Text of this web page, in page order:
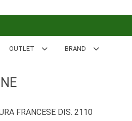
OUTLET BRAND
FRANCESE DIS. 2110